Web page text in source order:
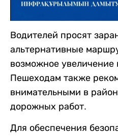
Водителей просят
альтернативные
возможное увеличение
Пешеходам также
внимательными в
дорожных работ.
Для обеспечения